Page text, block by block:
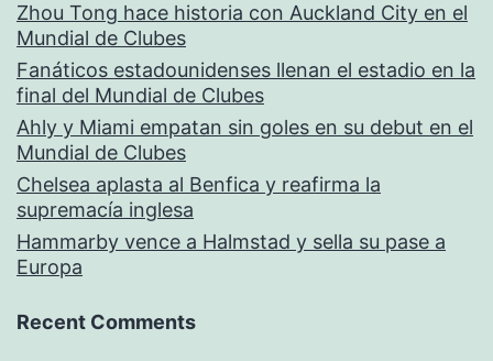
Zhou Tong hace historia con Auckland City en el
Mundial de Clubes
Fanáticos estadounidenses llenan el estadio en la
final del Mundial de Clubes
Ahly y Miami empatan sin goles en su debut en el
Mundial de Clubes
Chelsea aplasta al Benfica y reafirma la
supremacía inglesa
Hammarby vence a Halmstad y sella su pase a
Europa
Recent Comments